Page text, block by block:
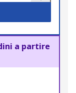
a partire